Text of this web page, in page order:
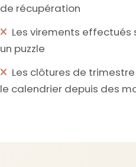
de récupération
Les virements
un puzzle
Les clôtures de
le calendrier depuis des